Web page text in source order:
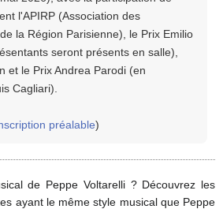
l'APIRP (Association des
la Région Parisienne), le Prix Emilio
seront présents en salle),
et le Prix Andrea Parodi (en
Cagliari).
préalable)
de Peppe Voltarelli ? Découvrez les
ayant le même style musical que Peppe